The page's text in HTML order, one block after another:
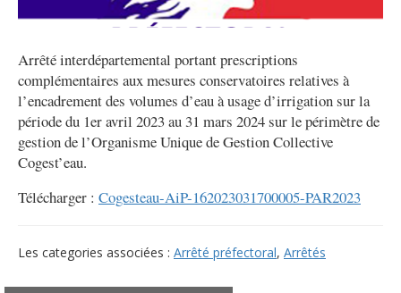
Arrêté interdépartemental portant prescriptions
complémentaires aux mesures conservatoires relatives à
l’encadrement des volumes d’eau à usage d’irrigation sur la
période du 1er avril 2023 au 31 mars 2024 sur le périmètre de
gestion de l’Organisme Unique de Gestion Collective
Cogest’eau.
Télécharger : Cogesteau-AiP-162023031700005-PAR2023
Les categories associées : Arrêté préfectoral, Arrêtés